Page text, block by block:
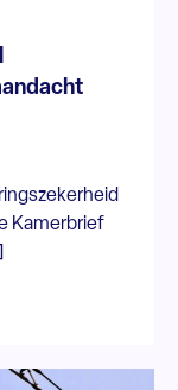
Kamerbrief